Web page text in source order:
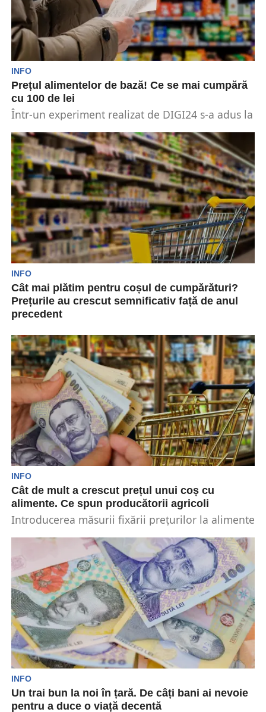
INFO
Prețul alimentelor de bază! Ce se mai cumpără
cu 100 de lei
Într-un experiment realizat de DIGI24 s-a adus la
valorează în...
INFO
Cât mai plătim pentru coșul de cumpărături?
Prețurile au crescut semnificativ față de anul
precedent
un coș de cumpărături a ajuns să coste cu...
INFO
Cât de mult a crescut prețul unui coș cu
alimente. Ce spun producătorii agricoli
Introducerea măsurii fixării prețurilor la alimente
INFO
Un trai bun la noi în țară. De câți bani ai nevoie
pentru a duce o viață decentă